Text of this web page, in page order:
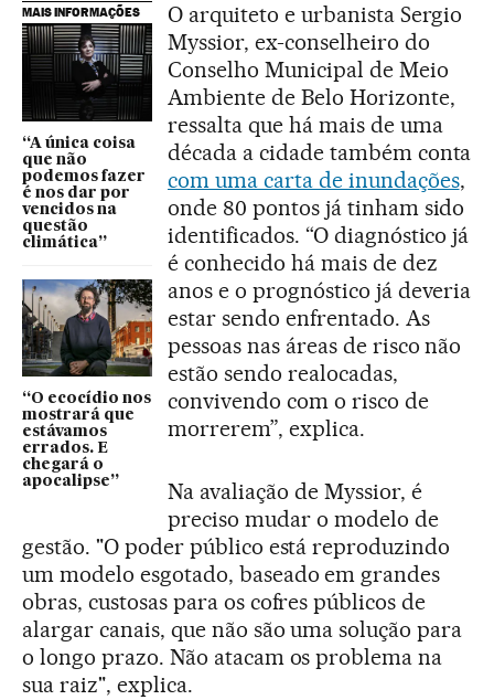
MAIS INFORMAÇÕES
“A única coisa
que não
podemos fazer
é nos dar por
vencidos na
questão
climática”
“O ecocídio nos
mostrará que
estávamos
errados. E
chegará o
apocalipse”
O arquiteto e urbanista Sergio
Myssior, ex-conselheiro do
Conselho Municipal de Meio
Ambiente de Belo Horizonte,
ressalta que há mais de uma
década a cidade também conta
com uma carta de inundações,
onde 80 pontos já tinham sido
identificados. “O diagnóstico já
é conhecido há mais de dez
anos e o prognóstico já deveria
estar sendo enfrentado. As
pessoas nas áreas de risco não
estão sendo realocadas,
convivendo com o risco de
morrerem”, explica.
Na avaliação de Myssior, é
preciso mudar o modelo de
gestão. "O poder público está reproduzindo
um modelo esgotado, baseado em grandes
obras, custosas para os cofres públicos de
alargar canais, que não são uma solução para
o longo prazo. Não atacam os problema na
sua raiz", explica.